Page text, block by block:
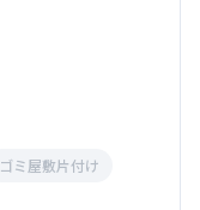
ゴミ屋敷片付け